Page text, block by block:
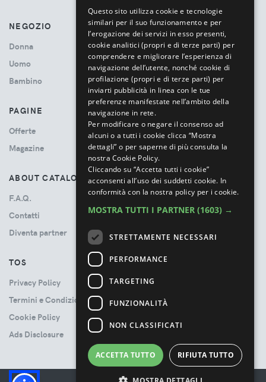
NEGOZIO
Donna
Uomo
Bambino
PAGINE
Offerte
Magazine
ABOUT CATALOVE
F.A.Q.
Contatti
Diventa partner
TOS
Privacy Policy
Termini e Condizioni
Cookie Policy
Ads Disclosure
Questo sito utilizza cookie e tecnologie
similari per il suo funzionamento e per
l’erogazione dei servizi in esso presenti,
cookie analitici (propri e di terze parti) per
comprendere e migliorare l’esperienza di
navigazione dell’utente, nonché cookie di
profilazione (propri e di terze parti) per
inviarti pubblicità in linea con le tue
preferenze manifestate nell’ambito della
navigazione in rete.
Per modificare o negare il consenso ad
alcuni o a tutti i cookie clicca “Mostra
dettagli” o per saperne di più consulta la
nostra Cookie Policy.
Cliccando su “Accetta tutti i cookie”
acconsenti all’uso dei suddetti cookie. In
conformità con la nostra policy per i cookie.
MOSTRA TUTTI I PARTNER (1603) →
STRETTAMENTE NECESSARI
PERFORMANCE
TARGETING
FUNZIONALITÀ
NON CLASSIFICATI
ACCETTA TUTTO RIFIUTA TUTTO